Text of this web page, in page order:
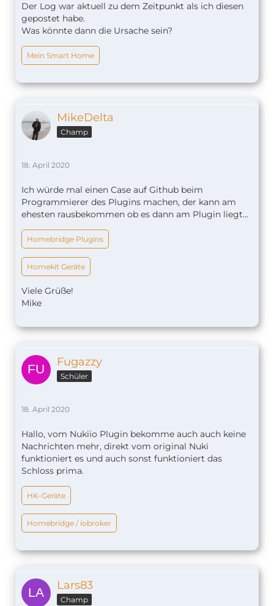
Der Log war aktuell zu dem Zeitpunkt als ich diesen
gepostet habe.
Was könnte dann die Ursache sein?
Mein Smart Home
MikeDelta
Champ
18. April 2020
Ich würde mal einen Case auf Github beim
Programmierer des Plugins machen, der kann am
ehesten rausbekommen ob es dann am Plugin liegt...
Homebridge Plugins
Homekit Geräte
Viele Grüße!
Mike
Fugazzy
Schüler
18. April 2020
Hallo, vom Nukiio Plugin bekomme auch auch keine
Nachrichten mehr, direkt vom original Nuki
funktioniert es und auch sonst funktioniert das
Schloss prima.
HK-Geräte
Homebridge / iobroker
Lars83
Champ